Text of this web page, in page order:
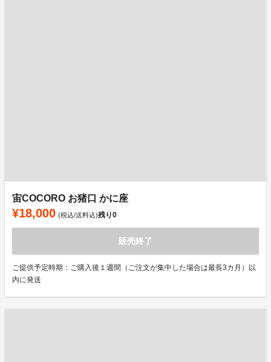
宙COCORO お猪口 かに座
¥18,000 (税込/送料込)残り0
販売終了
ご提供予定時期：ご購入後１週間（ご注文が集中した場合は最長3カ月）以
内に発送